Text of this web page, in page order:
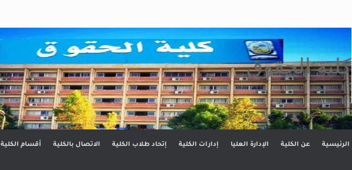
كلية الحقوق
الرئيسية عن الكلية الإدارة العليا إدارات الكلية إتحاد طلاب الكلية الاتصال بالكلية أقسام الكلية